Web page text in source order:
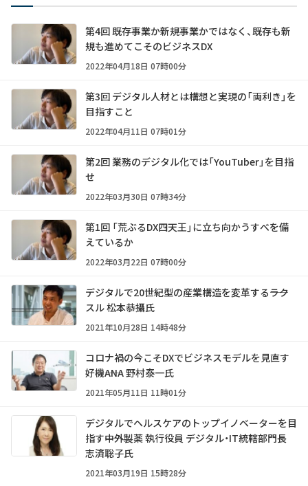
第4回 既存事業か新規事業かではなく、既存も新
規も進めてこそのビジネスDX
2022年04月18日 07時00分
第3回 デジタル人材とは構想と実現の「両利き」を
目指すこと
2022年04月11日 07時01分
第2回 業務のデジタル化では「YouTuber」を目指
せ
2022年03月30日 07時34分
第1回 「荒ぶるDX四天王」に立ち向かうすべを備
えているか
2022年03月22日 07時00分
デジタルで20世紀型の産業構造を変革する――ラク
スル 松本恭攝氏
2021年10月28日 14時48分
コロナ禍の今こそDXでビジネスモデルを見直す
好機――ANA 野村泰一氏
2021年05月11日 11時01分
デジタルでヘルスケアのトップイノベーターを目
指す――中外製薬 執行役員 デジタル・IT統轄部門長
志済聡子氏
2021年03月19日 15時28分